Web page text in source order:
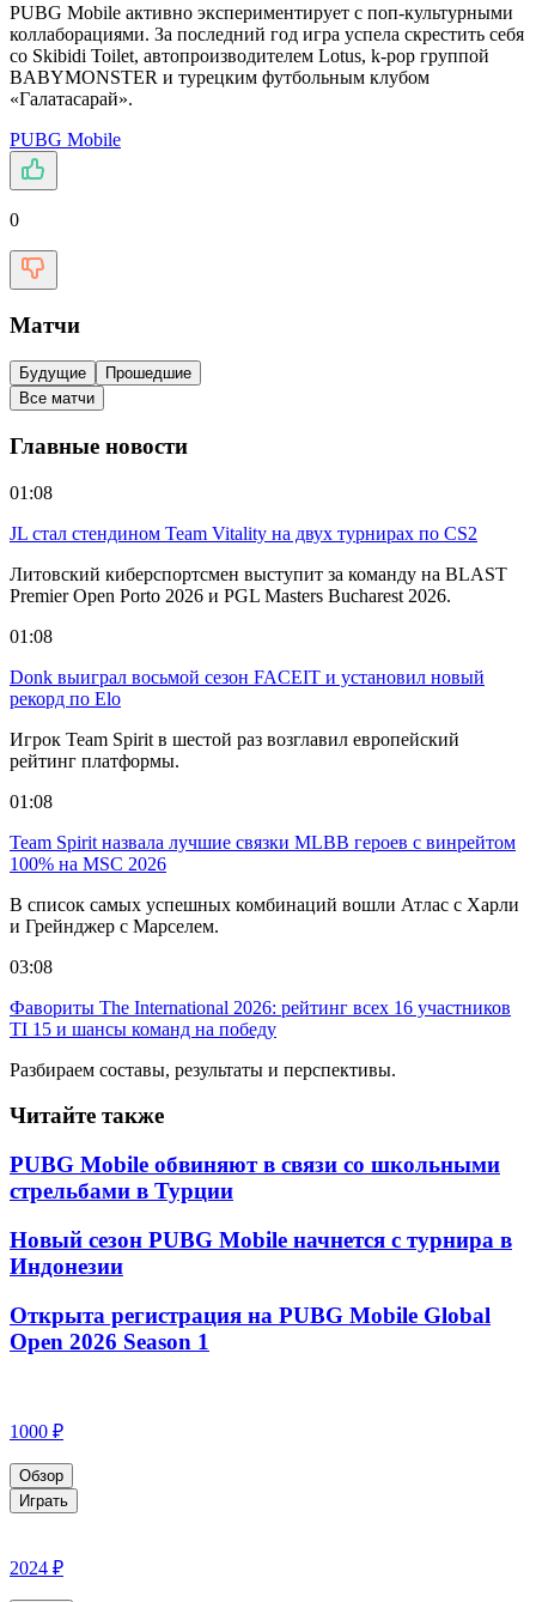
PUBG Mobile активно экспериментирует с поп-культурными
коллаборациями. За последний год игра успела скрестить себя
со Skibidi Toilet, автопроизводителем Lotus, k-pop группой
BABYMONSTER и турецким футбольным клубом
«Галатасарай».
PUBG Mobile
0
Матчи
Будущие
Прошедшие
Все матчи
Главные новости
01:08
JL стал стендином Team Vitality на двух турнирах по CS2
Литовский киберспортсмен выступит за команду на BLAST
Premier Open Porto 2026 и PGL Masters Bucharest 2026.
01:08
Donk выиграл восьмой сезон FACEIT и установил новый
рекорд по Elo
Игрок Team Spirit в шестой раз возглавил европейский
рейтинг платформы.
01:08
Team Spirit назвала лучшие связки MLBB героев с винрейтом
100% на MSC 2026
В список самых успешных комбинаций вошли Атлас с Харли
и Грейнджер с Марселем.
03:08
Фавориты The International 2026: рейтинг всех 16 участников
TI 15 и шансы команд на победу
Разбираем составы, результаты и перспективы.
Читайте также
PUBG Mobile обвиняют в связи со школьными
стрельбами в Турции
Новый сезон PUBG Mobile начнется с турнира в
Индонезии
Открыта регистрация на PUBG Mobile Global
Open 2026 Season 1
1000 ₽
Обзор
Играть
2024 ₽